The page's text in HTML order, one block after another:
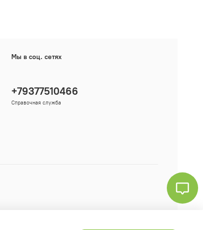
Мы в соц. сетях
+79377510466
Справочная служба